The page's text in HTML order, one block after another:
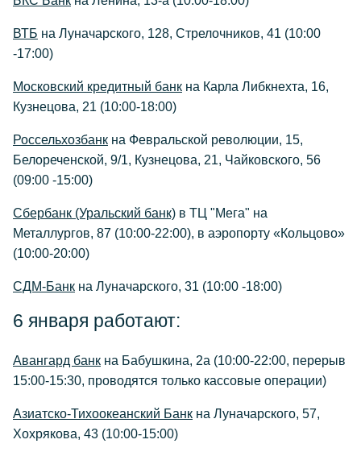
ВТБ на Луначарского, 128, Стрелочников, 41 (10:00
-17:00)
Московский кредитный банк на Карла Либкнехта, 16,
Кузнецова, 21 (10:00-18:00)
Россельхозбанк на Февральской революции, 15,
Белореченской, 9/1, Кузнецова, 21, Чайковского, 56
(09:00 -15:00)
Сбербанк (Уральский банк) в ТЦ "Мега" на
Металлургов, 87 (10:00-22:00), в аэропорту «Кольцово»
(10:00-20:00)
СДМ-Банк на Луначарского, 31 (10:00 -18:00)
6 января работают:
Авангард банк на Бабушкина, 2а (10:00-22:00, перерыв
15:00-15:30, проводятся только кассовые операции)
Азиатско-Тихоокеанский Банк на Луначарского, 57,
Хохрякова, 43 (10:00-15:00)